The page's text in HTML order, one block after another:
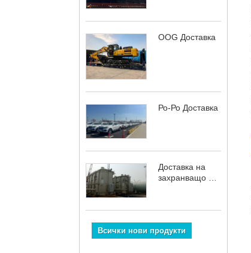
OOG Доставка
Ро-Ро Доставка
Доставка на
захранващо и
Всички нови продукти